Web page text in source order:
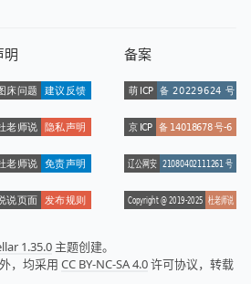
明 备案
1.35.0 主题创建。
，均采用 CC BY-NC-SA 4.0许可协议，转载